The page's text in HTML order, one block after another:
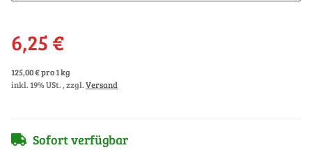
6,25 €
125,00 € pro 1 kg
inkl. 19% USt. , zzgl.Versand
Sofort verfügbar